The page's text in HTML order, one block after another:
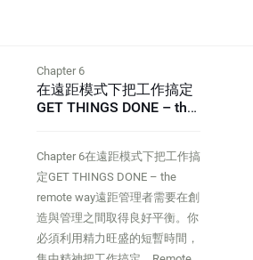
Chapter 6
在遠距模式下把工作搞定
GET THINGS DONE – the
Chapter 6在遠距模式下把工作搞
定GET THINGS DONE – the
remote way遠距管理者需要在創
造與管理之間取得良好平衡。你
必須利用精力旺盛的短暫時間，